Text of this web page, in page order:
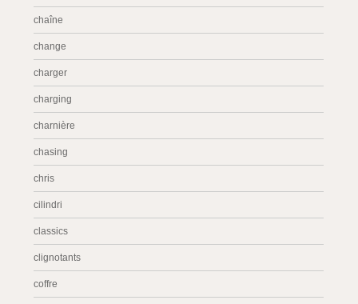
chaîne
change
charger
charging
charnière
chasing
chris
cilindri
classics
clignotants
coffre